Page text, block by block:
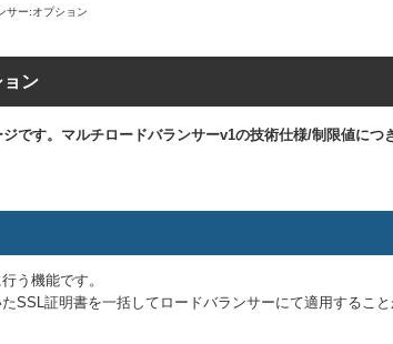
サー:オプション
ン
です。マルチロードバランサーv1の技術仕様/制限値につ
う機能です。
SSL証明書を一括してロードバランサーにて適用するこ